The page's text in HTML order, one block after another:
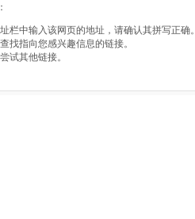
栏中输入该网页的地址，请确认其拼写正确。
查找指向您感兴趣信息的链接。
试其他链接。